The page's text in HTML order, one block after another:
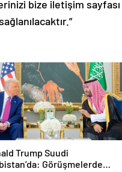
Trump Suudi
Görüşmelerde